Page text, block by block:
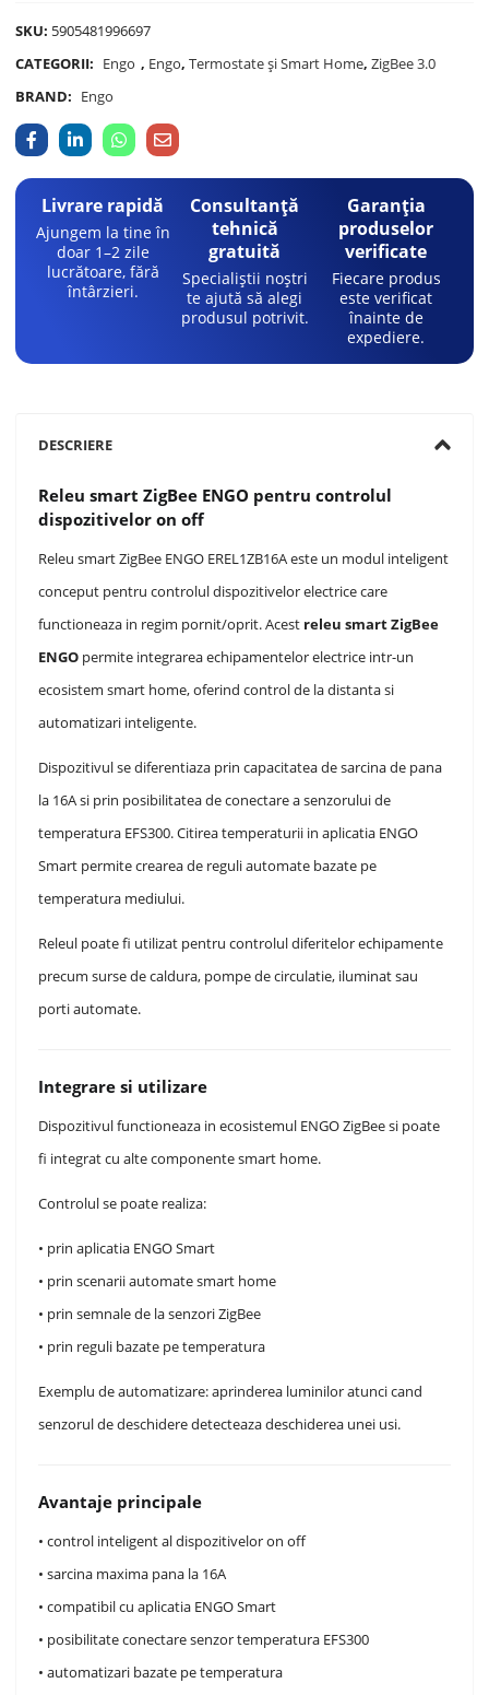
SKU: 5905481996697
CATEGORII: Engo , Engo,Termostate și Smart Home,ZigBee 3.0
BRAND: Engo
Livrare rapidă
Ajungem la tine în
doar 1–2 zile
lucrătoare, fără
întârzieri.
Consultanță
tehnică
gratuită
Specialiștii noștri
te ajută să alegi
produsul potrivit.
Garanția
produselor
verificate
Fiecare produs
este verificat
înainte de
expediere.
DESCRIERE
Releu smart ZigBee ENGO pentru controlul
dispozitivelor on off
Releu smart ZigBee ENGO EREL1ZB16A este un modul inteligent
conceput pentru controlul dispozitivelor electrice care
functioneaza in regim pornit/oprit. Acest releu smart ZigBee
ENGO permite integrarea echipamentelor electrice intr-un
ecosistem smart home, oferind control de la distanta si
automatizari inteligente.
Dispozitivul se diferentiaza prin capacitatea de sarcina de pana
la 16A si prin posibilitatea de conectare a senzorului de
temperatura EFS300. Citirea temperaturii in aplicatia ENGO
Smart permite crearea de reguli automate bazate pe
temperatura mediului.
Releul poate fi utilizat pentru controlul diferitelor echipamente
precum surse de caldura, pompe de circulatie, iluminat sau
porti automate.
Integrare si utilizare
Dispozitivul functioneaza in ecosistemul ENGO ZigBee si poate
fi integrat cu alte componente smart home.
Controlul se poate realiza:
• prin aplicatia ENGO Smart
• prin scenarii automate smart home
• prin semnale de la senzori ZigBee
• prin reguli bazate pe temperatura
Exemplu de automatizare: aprinderea luminilor atunci cand
senzorul de deschidere detecteaza deschiderea unei usi.
Avantaje principale
• control inteligent al dispozitivelor on off
• sarcina maxima pana la 16A
• compatibil cu aplicatia ENGO Smart
• posibilitate conectare senzor temperatura EFS300
• automatizari bazate pe temperatura